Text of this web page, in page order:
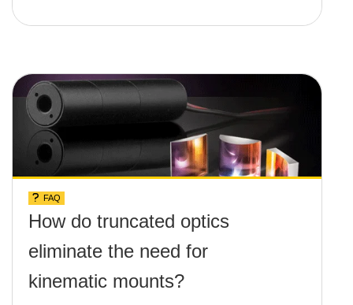
FAQ
How do truncated optics
eliminate the need for
kinematic mounts?